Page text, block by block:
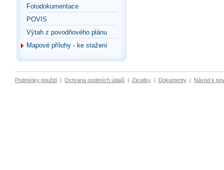
Fotodokumentace
POVIS
Výtah z povodňového plánu
Mapové přílohy - ke stažení
Podmínky použití | Ochrana osobních údajů | Zkratky | Dokumenty | Návod k